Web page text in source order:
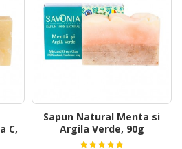
C,
Sapun Natural Menta si
Argila Verde, 90g